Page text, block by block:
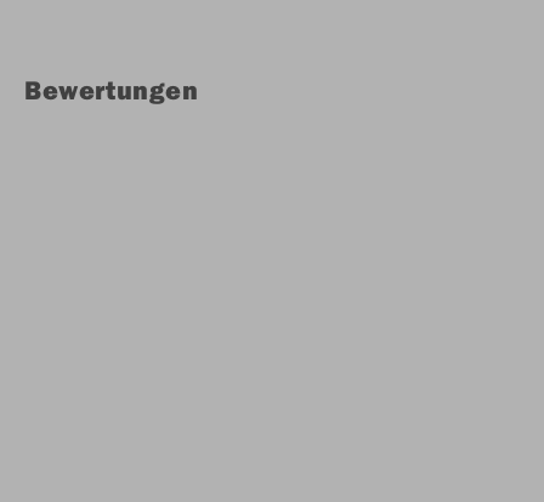
Bewertungen